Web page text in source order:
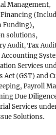
Management,
Financing
Funding),
solutions,
Audit, Tax
Accounting
Services
Act (GST) and
Payroll
Due
Services
Solutions.